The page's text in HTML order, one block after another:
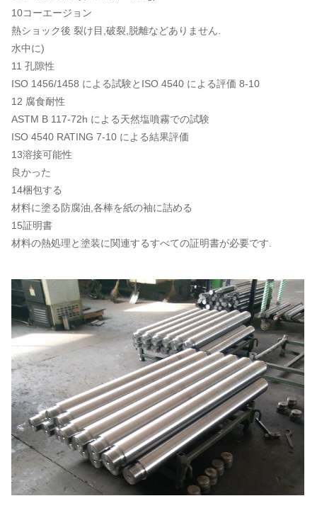
10コーエージョン
熱ショック後 裂け目,破裂,脱離などありません.
水中に)
11 孔隙性
ISO 1456/1458 による試験とISO 4540 による評価 8-10
12 腐食耐性
ASTM B 117-72h による天然塩噴霧での試験
ISO 4540 RATING 7-10 による結果評価
13溶接可能性
良かった
14梱包する
材料に塗る防腐油,各棒を紙の袖に詰める
15証明書
材料の熱処理と塗装に関連するすべての証明書が必要です.